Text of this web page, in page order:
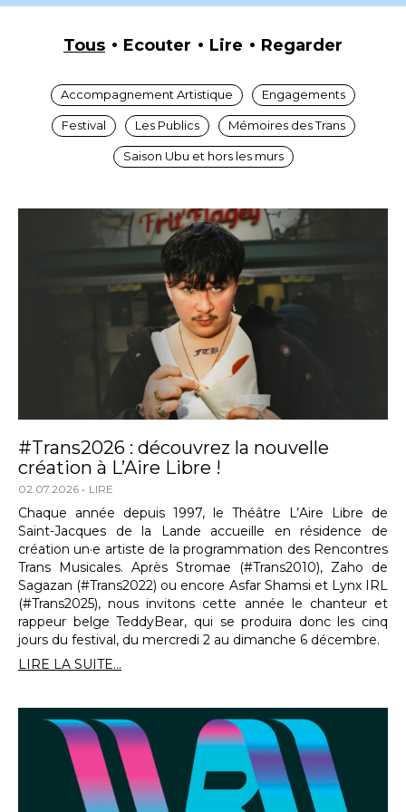
Tous Ecouter Lire Regarder
Accompagnement Artistique Engagements
Festival Les Publics Mémoires des Trans
Saison Ubu et hors les murs
#Trans2026 : découvrez la nouvelle
création à L’Aire Libre !
02.07.2026 LIRE
Chaque année depuis 1997, le Théâtre L’Aire Libre de
Saint-Jacques de la Lande accueille en résidence de
création un·e artiste de la programmation des Rencontres
Trans Musicales. Après Stromae (#Trans2010), Zaho de
Sagazan (#Trans2022) ou encore Asfar Shamsi et Lynx IRL
(#Trans2025), nous invitons cette année le chanteur et
rappeur belge TeddyBear, qui se produira donc les cinq
jours du festival, du mercredi 2 au dimanche 6 décembre.
LIRE LA SUITE...